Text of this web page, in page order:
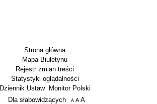
Strona główna
Mapa Biuletynu
Rejestr zmian treści
Statystyki oglądalności
Dziennik Ustaw
Monitor Polski
Menu dodatkowe
Dla słabowidzących A pomniejsz czcionkę
A standardowy rozmiar czcionki
A